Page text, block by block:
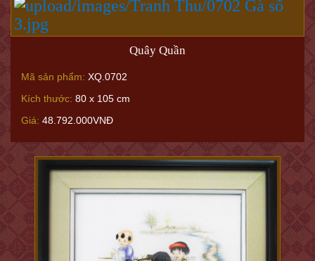
Quây Quần
Mã sản phẩm: XQ.0702
Kích thước: 80 x 105 cm
Giá: 48.792.000VNĐ